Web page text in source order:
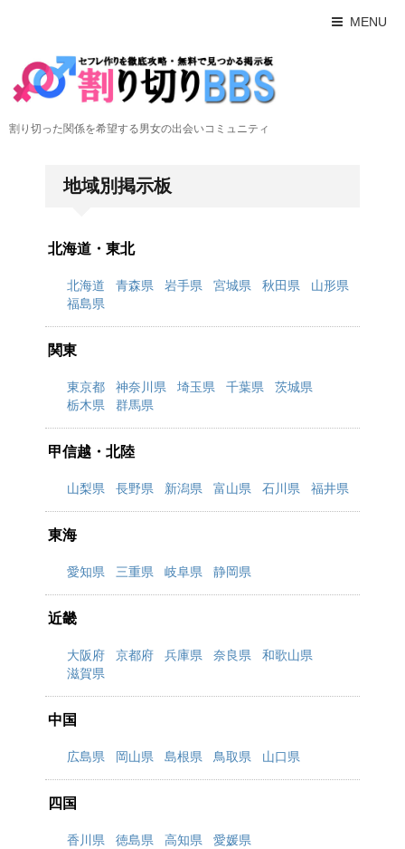
MENU
割り切った関係を希望する男女の出会いコミュニティ
地域別掲示板
北海道・東北
北海道 青森県 岩手県 宮城県 秋田県
山形県
福島県
関東
東京都 神奈川県 埼玉県 千葉県
茨城県
栃木県
群馬県
甲信越・北陸
山梨県 長野県 新潟県 富山県 石川県 福井県
東海
愛知県 三重県 岐阜県 静岡県
近畿
大阪府 京都府 兵庫県 奈良県
和歌山県
滋賀県
中国
広島県 岡山県 島根県 鳥取県 山口県
四国
香川県 徳島県 高知県 愛媛県